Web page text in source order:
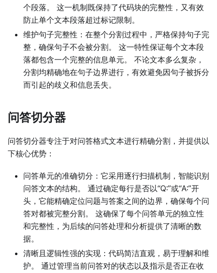
个段落。 这一机制既保持了代码块的完整性，又有效
防止单个文本段落超过标记限制。
维护句子完整性：在整个分割过程中，严格保持句子完
整，确保句子不会被分割。 这一特性保证每个文本段
落都包含一个完整的信息单元。 不论文本多么复杂，
分割均精确地在句子边界进行，有效避免因句子被拆分
而引起的歧义和信息丢失。
问答切分器
问答切分器专注于对问答格式文本进行精确分割，并提供以
下核心优势：
问答单元的准确切分：它采用逐行扫描机制，智能识别
问答文本的结构。 通过确定每行是否以“Q:”或“A:”开
头，它能精确定位问题与答案之间的边界，确保每个问
答对都被完整分割。 这确保了每个问答单元的独立性
和完整性，为后续的问答处理和分析提供了清晰的数
据。
清晰且逻辑性强的实现：代码简洁直观，易于理解和维
护。 通过管理当前问答对的状态以及指示是否正在收